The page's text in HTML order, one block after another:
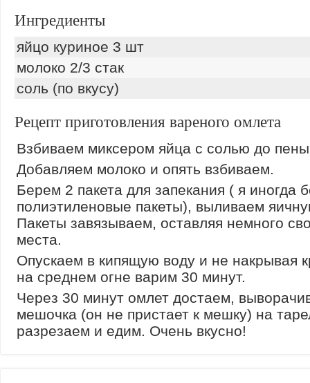
Ингредиенты
яйцо куриное 3 шт
молоко 2/3 стак
соль (по вкусу)
Рецепт приготовления вареного омлета
Взбиваем миксером яйца с солью до
Добавляем молоко и опять взбиваем.
Берем 2 пакета для запекания ( я иногда
полиэтиленовые пакеты), выливаем
Пакеты завязываем, оставляя немного
места.
Опускаем в кипящую воду и не накрывая
на среднем огне варим 30 минут.
Через 30 минут омлет достаем,
мешочка (он не пристает к мешку) на
разрезаем и едим. Очень вкусно!